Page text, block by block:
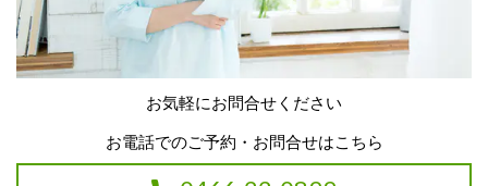
お気軽にお問合せください
お電話でのご予約・お問合せはこちら